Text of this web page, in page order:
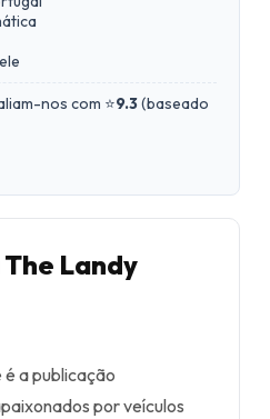
nos com ⭐9.3(baseado
Landy
a publicação
por veículos